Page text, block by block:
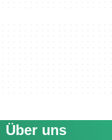
Über uns